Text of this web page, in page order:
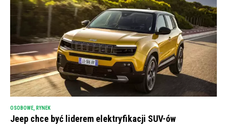
OSOBOWE RYNEK
Jeep chce być liderem elektryfikacji SUV-ów